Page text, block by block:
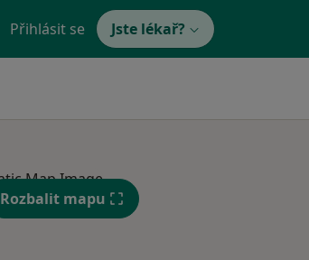
Přihlásit se Jste lékař?
Út St
12 Srpen
Rozbalit mapu